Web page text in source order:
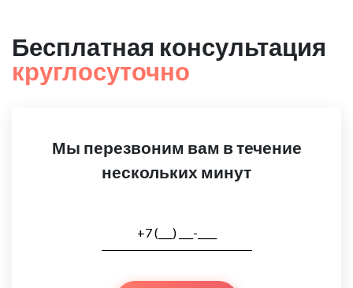
Бесплатная консультация
круглосуточно
Мы перезвоним вам в течение
нескольких минут